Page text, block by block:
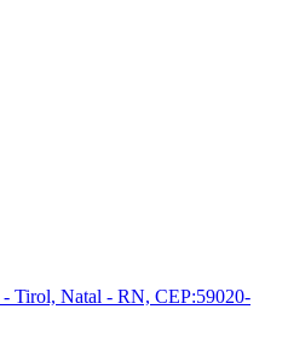
- Tirol, Natal - RN, CEP:59020-